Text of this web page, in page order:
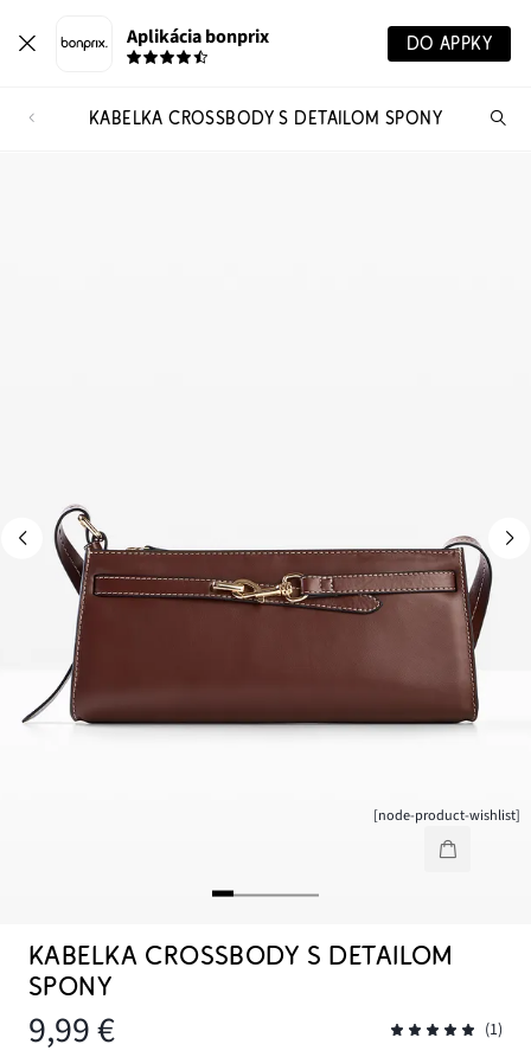
Aplikácia bonprix DO APPKY
KABELKA CROSSBODY S DETAILOM SPONY
[node-product-wishlist]
KABELKA CROSSBODY S DETAILOM
SPONY
9,99 € (1)